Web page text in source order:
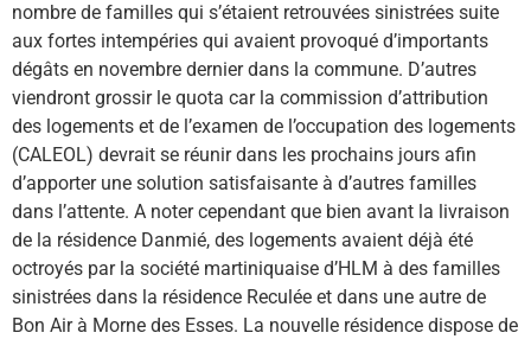
nombre de familles qui s’étaient retrouvées sinistrées suite
aux fortes intempéries qui avaient provoqué d’importants
dégâts en novembre dernier dans la commune. D’autres
viendront grossir le quota car la commission d’attribution
des logements et de l’examen de l’occupation des logements
(CALEOL) devrait se réunir dans les prochains jours afin
d’apporter une solution satisfaisante à d’autres familles
dans l’attente. A noter cependant que bien avant la livraison
de la résidence Danmié, des logements avaient déjà été
octroyés par la société martiniquaise d’HLM à des familles
sinistrées dans la résidence Reculée et dans une autre de
Bon Air à Morne des Esses. La nouvelle résidence dispose de